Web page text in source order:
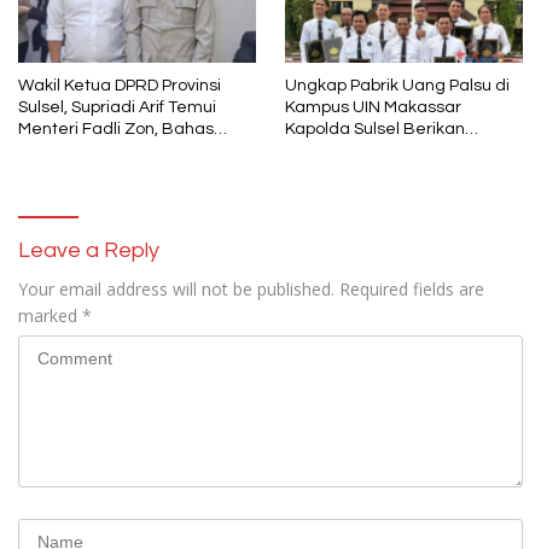
Wakil Ketua DPRD Provinsi
Sulsel, Supriadi Arif Temui
Menteri Fadli Zon, Bahas
Ungkap Pabrik Uang Palsu di
Kampus UIN Makassar
Kapolda Sulsel Berikan
Leave a Reply
Your email address will not be published. Required fields are
marked *